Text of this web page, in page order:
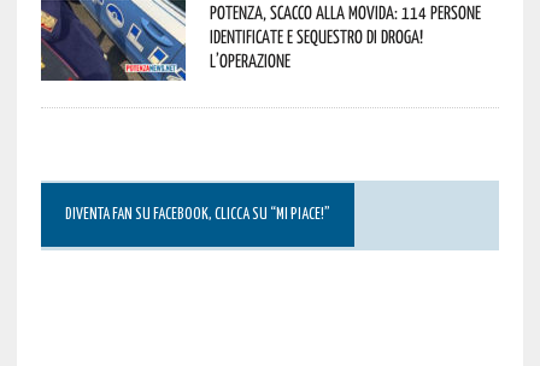
Potenza, scacco alla movida: 114 persone
identificate e sequestro di droga!
L’operazione
DIVENTA FAN SU FACEBOOK, CLICCA SU “MI PIACE!”